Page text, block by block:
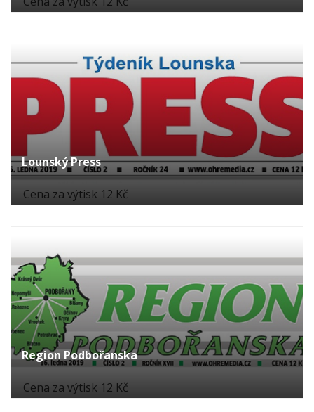
Lounský Press
Cena za výtisk 12 Kč
Region Podbořanska
Cena za výtisk 12 Kč